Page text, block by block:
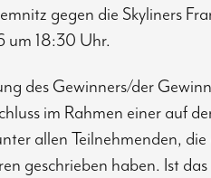
gegen die Skyliners
um 18:30 Uhr.
des Gewinners/der
im Rahmen einer auf
allen Teilnehmenden,
geschrieben haben. Ist